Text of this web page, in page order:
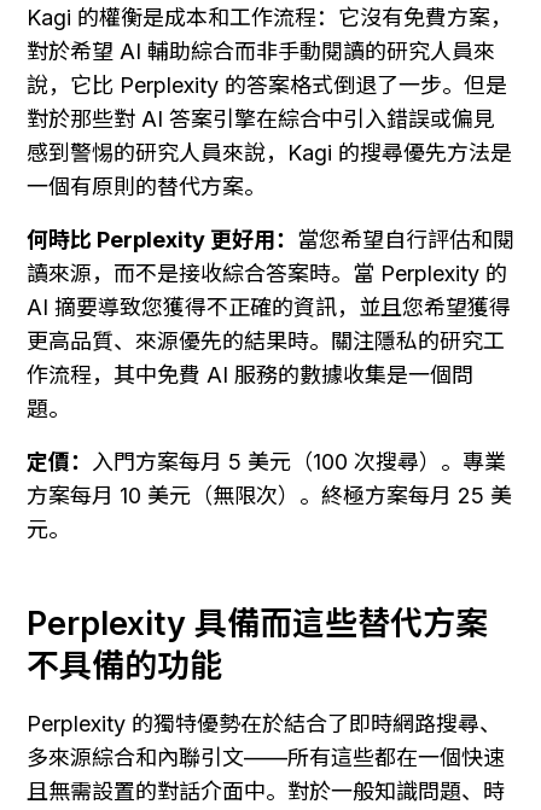
Kagi 的權衡是成本和工作流程：它沒有免費方案，
對於希望 AI 輔助綜合而非手動閱讀的研究人員來
說，它比 Perplexity 的答案格式倒退了一步。但是
對於那些對 AI 答案引擎在綜合中引入錯誤或偏見
感到警惕的研究人員來說，Kagi 的搜尋優先方法是
一個有原則的替代方案。
何時比 Perplexity 更好用： 當您希望自行評估和閱
讀來源，而不是接收綜合答案時。當 Perplexity 的
AI 摘要導致您獲得不正確的資訊，並且您希望獲得
更高品質、來源優先的結果時。關注隱私的研究工
作流程，其中免費 AI 服務的數據收集是一個問
題。
定價：
入門方案每月 5 美元（100 次搜尋）。專業
方案每月 10 美元（無限次）。終極方案每月 25 美
元。
Perplexity 具備而這些替代方案
不具備的功能
Perplexity 的獨特優勢在於結合了即時網路搜尋、
多來源綜合和內聯引文——所有這些都在一個快速
且無需設置的對話介面中。對於一般知識問題、時